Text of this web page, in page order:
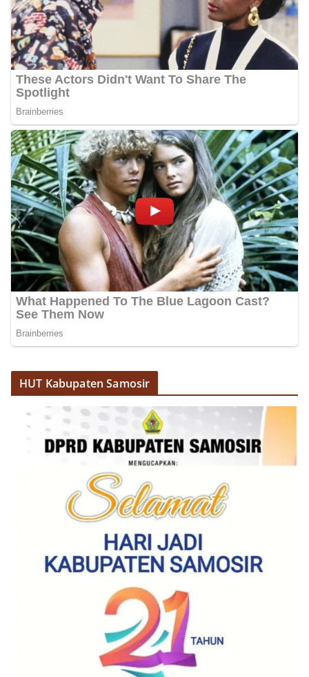
HUT Kabupaten Samosir